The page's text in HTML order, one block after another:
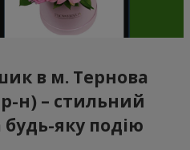
в м. Тернова
н) – стильний
яку подію